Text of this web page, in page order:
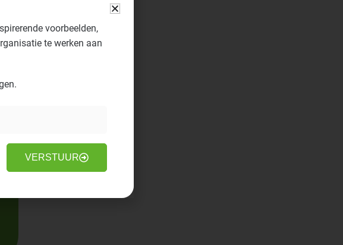
voorbeelden,
te werken aan
VERSTUUR